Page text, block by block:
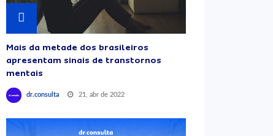
Mais da metade dos brasileiros
apresentam sinais de transtornos
mentais
dr.consulta 21, abr de 2022